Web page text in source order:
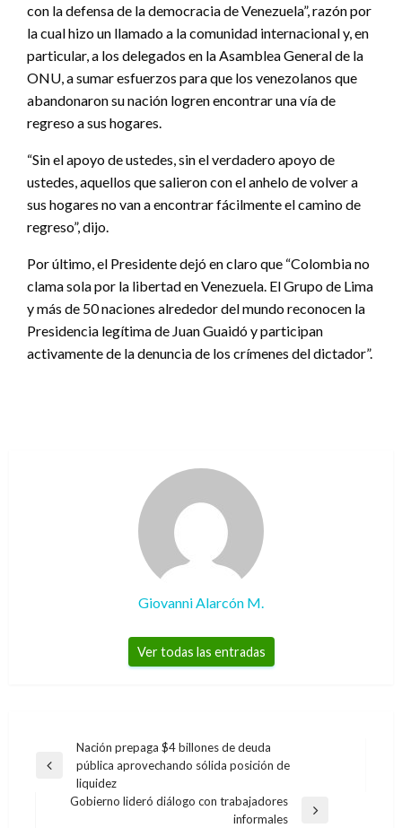
con la defensa de la democracia de Venezuela”, razón por
la cual hizo un llamado a la comunidad internacional y, en
particular, a los delegados en la Asamblea General de la
ONU, a sumar esfuerzos para que los venezolanos que
abandonaron su nación logren encontrar una vía de
regreso a sus hogares.
“Sin el apoyo de ustedes, sin el verdadero apoyo de
ustedes, aquellos que salieron con el anhelo de volver a
sus hogares no van a encontrar fácilmente el camino de
regreso”, dijo.
Por último, el Presidente dejó en claro que “Colombia no
clama sola por la libertad en Venezuela. El Grupo de Lima
y más de 50 naciones alrededor del mundo reconocen la
Presidencia legítima de Juan Guaidó y participan
activamente de la denuncia de los crímenes del dictador”.
Giovanni Alarcón M.
Ver todas las entradas
Navegación
de
entradas
Entrada
anterior
Nación prepaga $4 billones de deuda
pública aprovechando sólida posición de
liquidez
Gobierno lideró diálogo con trabajadores
informales